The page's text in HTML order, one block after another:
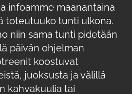
infoamme maanantaina
toteutuuko tunti ulkona.
niin sama tunti pidetään
päivän ohjelman
koostuvat
juoksusta ja välillä
kahvakuulia tai